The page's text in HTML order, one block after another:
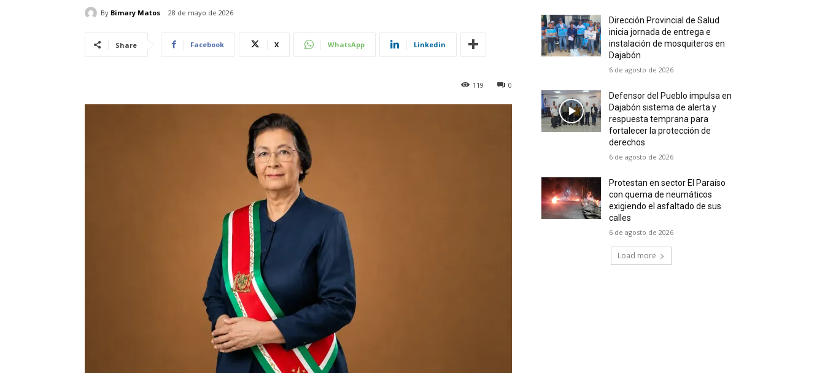
By Bimary Matos 28 de mayo de 2026
Share Facebook X WhatsApp Linkedin
0
119
Dirección Provincial de Salud
inicia jornada de entrega e
instalación de mosquiteros en
Dajabón
6 de agosto de 2026
Defensor del Pueblo impulsa en
Dajabón sistema de alerta y
respuesta temprana para
fortalecer la protección de
derechos
6 de agosto de 2026
Protestan en sector El Paraíso
con quema de neumáticos
exigiendo el asfaltado de sus
calles
6 de agosto de 2026
Load more